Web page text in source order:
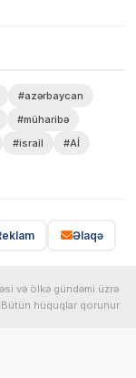
#azərbaycan
#müharibə
#israil
#Aİ
Əlaqə
və ölkə gündəmi üzrə
hüquqlar qorunur.